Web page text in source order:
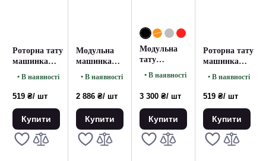
Роторна тату
машинка
Rotary
Black
• В наявності
519 ₴/ шт
Купити
Модульна
машинка
MAST Space
Mast
• В наявності
2 886 ₴/ шт
Купити
Модульна
тату
машинка
• В наявності
3 300 ₴/ шт
Купити
Роторна тату
машинка
Rotary
• В наявності
519 ₴/ шт
Купити